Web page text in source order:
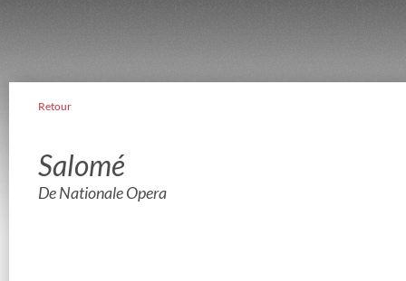
Retour
Salomé
De Nationale Opera